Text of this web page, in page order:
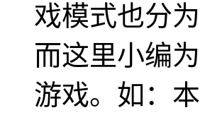
戏模式也分
而这里小编
游戏。如：